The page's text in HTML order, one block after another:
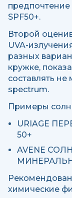
SPF50+.
Второй
UVA-
разных
кружке,
составлять
spectrum.
Примеры
URIAGE
50+
AVENE
химические